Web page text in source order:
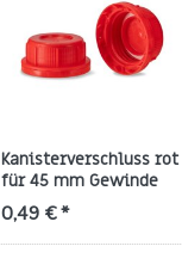
Kanisterverschluss rot
für 45 mm Gewinde
(RD/ND) – HDPE mit
Dichtung
0,49 € *